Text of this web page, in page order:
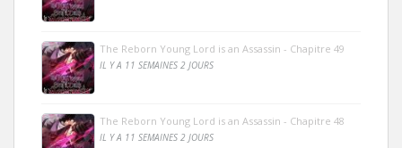
The Reborn Young Lord is an Assassin - Chapitre 49
IL Y A 11 SEMAINES 2 JOURS
The Reborn Young Lord is an Assassin - Chapitre 48
IL Y A 11 SEMAINES 2 JOURS